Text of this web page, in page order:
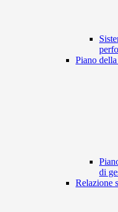
Piano
di
Relazione